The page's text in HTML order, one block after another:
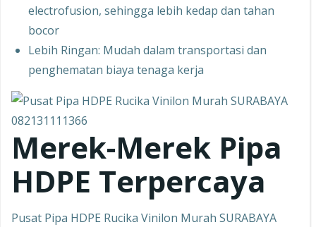
electrofusion, sehingga lebih kedap dan tahan
bocor
Lebih Ringan: Mudah dalam transportasi dan
penghematan biaya tenaga kerja
Merek-Merek Pipa
HDPE Terpercaya
Pusat Pipa HDPE Rucika Vinilon Murah SURABAYA